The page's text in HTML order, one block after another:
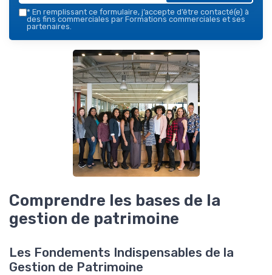
* En remplissant ce formulaire, j’accepte d’être contacté(e) à
des fins commerciales par Formations commerciales et ses
partenaires.
Comprendre les bases de la
gestion de patrimoine
Les Fondements Indispensables de la
Gestion de Patrimoine